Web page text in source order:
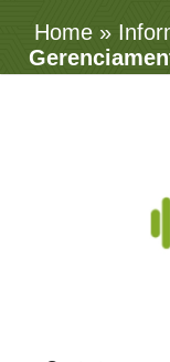
Home »